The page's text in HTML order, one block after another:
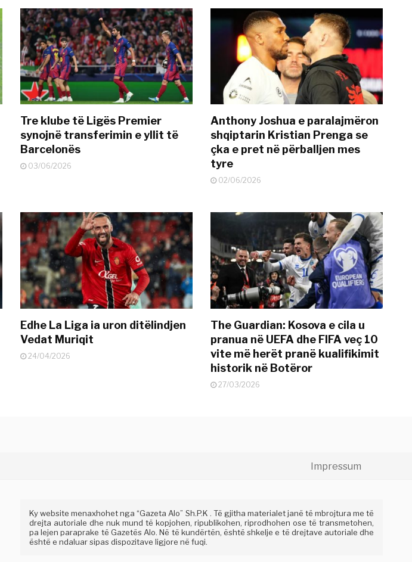
Tre klube të Ligës Premier
synojnë transferimin e yllit të
Barcelonës
03/06/2026
Anthony Joshua e paralajmëron
shqiptarin Kristian Prenga se
çka e pret në përballjen mes
tyre
02/06/2026
Edhe La Liga ia uron ditëlindjen
Vedat Muriqit
24/04/2026
The Guardian: Kosova e cila u
pranua në UEFA dhe FIFA veç 10
vite më herët pranë kualifikimit
historik në Botëror
27/03/2026
Impressum
Ky website menaxhohet nga “Gazeta Alo” Sh.P.K . Të gjitha materialet janë të mbrojtura me të
drejta autoriale dhe nuk mund të kopjohen, ripublikohen, riprodhohen ose të transmetohen,
pa lejen paraprake të Gazetës Alo. Në të kundërtën, është shkelje e të drejtave autoriale dhe
është e ndaluar sipas dispozitave ligjore në fuqi.